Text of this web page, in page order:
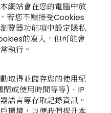
網站會在您的電腦中放
若您不願接受Cookies
覽器功能項中設定隱私
的寫入，但可能會
執行。
取得並儲存您的使用紀
或使用時間等等)、IP
語言等存取記錄資訊。